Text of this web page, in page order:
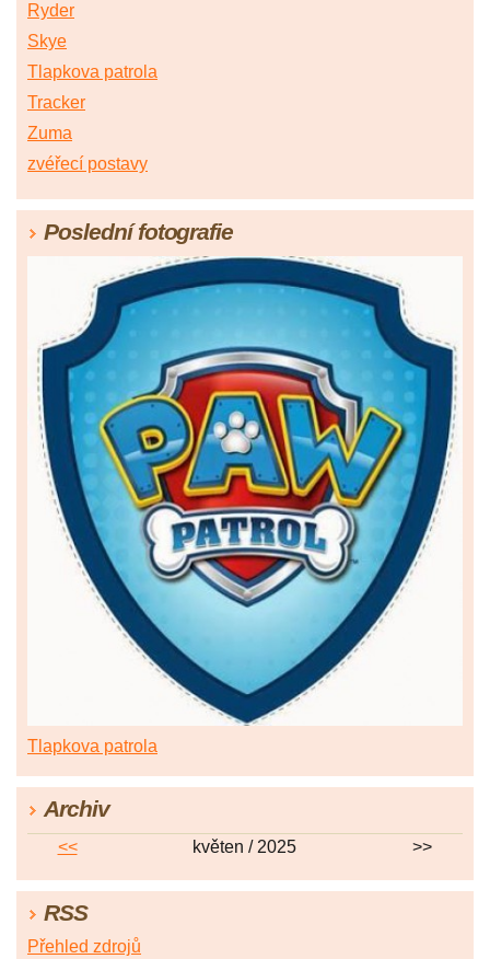
Ryder
Skye
Tlapkova patrola
Tracker
Zuma
zvéřecí postavy
Poslední fotografie
Tlapkova patrola
Archiv
<< květen / 2025 >>
RSS
Přehled zdrojů